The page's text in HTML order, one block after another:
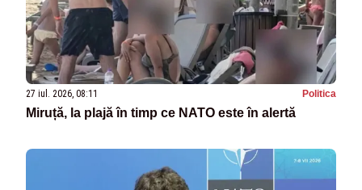
27 iul. 2026, 08:11 Politica
Miruță, la plajă în timp ce NATO este în alertă